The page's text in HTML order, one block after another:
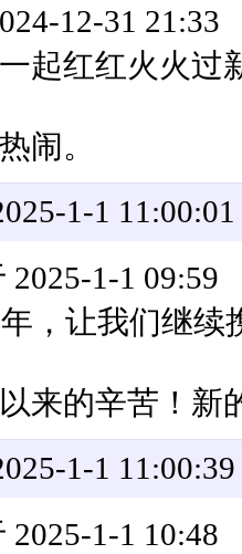
12-31 21:33
起红红火火过
闹。
1-1 11:00:01
1-1 09:59
，让我们继
来的辛苦！新
1-1 11:00:39
1-1 10:48